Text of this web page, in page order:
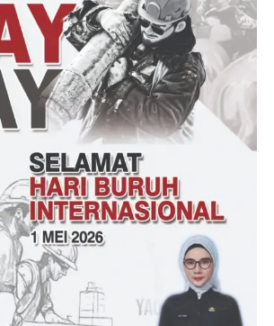
pembagian bansos merupakan sukarela dari
ujarnya.
Kasi Humas yang merupakan program
selama bulan suci ramadhan dengan
benar-benar merasakan bentuk kepedulian
membantu meringankan beban
tutupnya.